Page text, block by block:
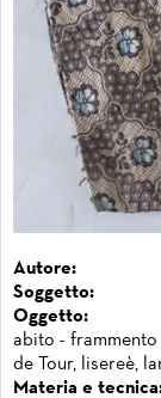
Autore:
Soggetto:
Oggetto:
abito -
de Tour, lisereè,
Materia e